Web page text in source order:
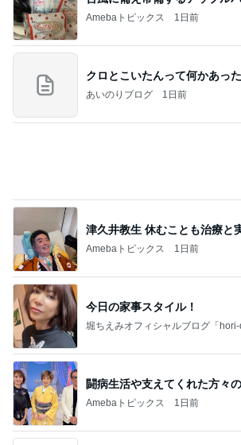
Amebaトピックス 1日前
クロとこいたんって何かあっ
あいのりブログ 1日前
今日の家事スタイル！
堀ちえみオフィシャルブログ「hori-
闘病生活や支えてくれた方々の
Amebaトピックス 1日前
当ブログの売り上げ件数、一
世帯年収500万 ゆるゆる4人家族の